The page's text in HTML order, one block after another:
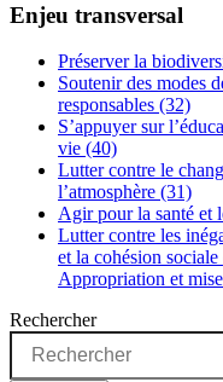
Enjeu transversal
Préserver la
Soutenir des modes
responsables (32)
S’appuyer sur
vie (40)
Lutter contre le
l’atmosphère (31)
Agir pour la santé et
Lutter contre les
et la cohésion
Appropriation et
Rechercher